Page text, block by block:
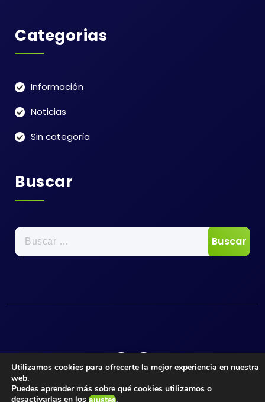
Categorias
Información
Noticias
Sin categoría
Buscar
Copyright © 2026 Asociación Cultural y Social de
Utilizamos cookies para ofrecerte la mejor experiencia en nuestra
web.
Puedes aprender más sobre qué cookies utilizamos o
desactivarlas en los
.